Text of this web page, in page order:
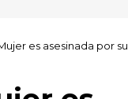
es asesinada por su